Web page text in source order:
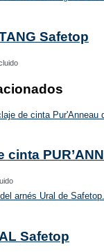
Safetop
cinta
Safetop